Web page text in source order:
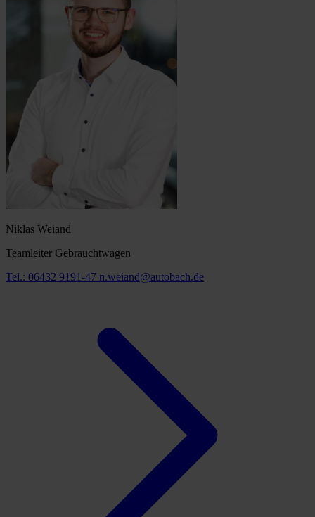
Niklas Weiand
Teamleiter Gebrauchtwagen
Tel.: 06432 9191-47 n.weiand@autobach.de